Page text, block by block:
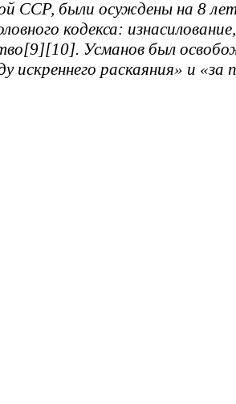
ССР, были осуждены на 8
кодекса:
Усманов был
искреннего раскаяния» и «за